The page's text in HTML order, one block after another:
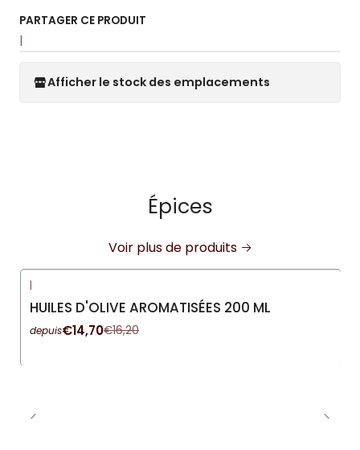
PARTAGER CE PRODUIT
|
Afficher le stock des emplacements
Épices
Voir plus de produits
-9%DÉSACTIVÉ
|
HUILES D'OLIVE AROMATISÉES 200 ML
depuis€14,70€16,20